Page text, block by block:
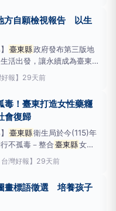
之外，然而，電氣火災
方自願檢視報告 以生
臺東縣政府發布第三版地
活出發，讓永續成為臺東的
臺東縣
推動聯合國永續發展
，並從縣民生活經驗切入，
南島文化連結六大面向為主
報】 29天前
毒！臺東打造女性藥癮
會復歸
臺東縣衛生局於今(115)年
不孤毒－整合臺東縣女性
」，整合醫療、社政、婦
，提供「一站式服務、全程
定生活與社會復歸。
灣好報】 29天前
畫標語徵選 培養孩子